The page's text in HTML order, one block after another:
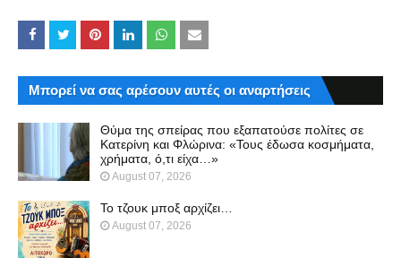
Μπορεί να σας αρέσουν αυτές οι αναρτήσεις
Θύμα της σπείρας που εξαπατούσε πολίτες σε
Κατερίνη και Φλώρινα: «Τους έδωσα κοσμήματα,
χρήματα, ό,τι είχα…»
August 07, 2026
Το τζουκ μπoξ αρχίζει…
August 07, 2026